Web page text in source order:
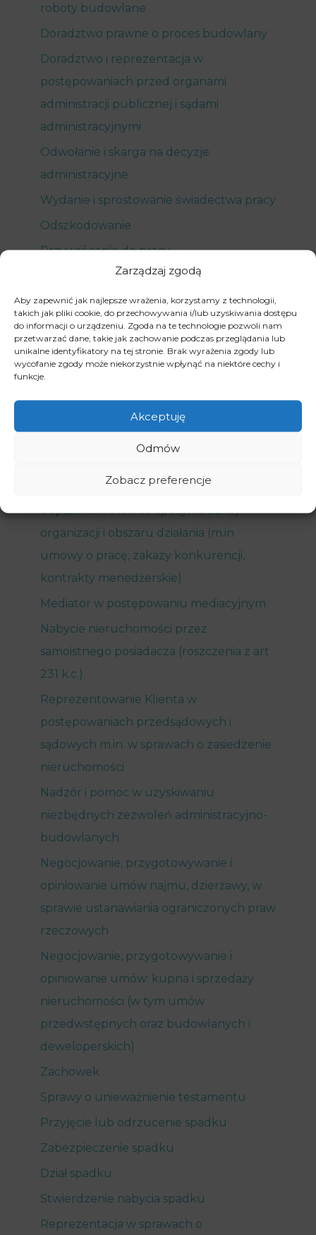
Zarządzaj zgodą
Aby zapewnić jak najlepsze wrażenia, korzystamy z technologii,
takich jak pliki cookie, do przechowywania i/lub uzyskiwania dostępu
do informacji o urządzeniu. Zgoda na te technologie pozwoli nam
przetwarzać dane, takie jak zachowanie podczas przeglądania lub
unikalne identyfikatory na tej stronie. Brak wyrażenia zgody lub
wycofanie zgody może niekorzystnie wpłynąć na niektóre cechy i
funkcje.
Akceptuję
Odmów
Zobacz preferencje
roboty budowlane
Doradztwo prawne o proces budowlany
Doradztwo i reprezentacja w
postępowaniach przed organami
administracji publicznej i sądami
administracyjnymi
Odwołanie i skarga na decyzje
administracyjne
Wydanie i sprostowanie świadectwa pracy
Odszkodowanie
Przywrócenie do pracy
Uznanie wypowiedzenia umowy za
bezskuteczne
Ustalenie istnienia stosunku pracy
Sporządzanie oraz opiniowanie
zarządzeń, regulaminów pracy,
zbiorowych pracy
Sporządzanie i opiniowanie umów
współpracownikami oraz pomoc w
dopasowaniu ich do specyfiki danej
organizacji i obszaru działania (m.in
umowy o pracę, zakazy konkurencji,
kontrakty menedżerskie)
Mediator w postępowaniu mediacyjnym
Nabycie nieruchomości przez
samoistnego posiadacza (roszczenia z art
231 k.c.)
Reprezentowanie Klienta w
postępowaniach przedsądowych i
sądowych m.in. w sprawach o zasiedzenie
nieruchomości
Nadzór i pomoc w uzyskiwaniu
niezbędnych zezwoleń administracyjno-
budowlanych
Negocjowanie, przygotowywanie i
opiniowanie umów najmu, dzierżawy, w
sprawie ustanawiania ograniczonych praw
rzeczowych
Negocjowanie, przygotowywanie i
opiniowanie umów: kupna i sprzedaży
nieruchomości (w tym umów
przedwstępnych oraz budowlanych i
deweloperskich)
Zachowek
Sprawy o unieważnienie testamentu
Przyjęcie lub odrzucenie spadku
Zabezpieczenie spadku
Dział spadku
Stwierdzenie nabycia spadku
Reprezentacja w sprawach o